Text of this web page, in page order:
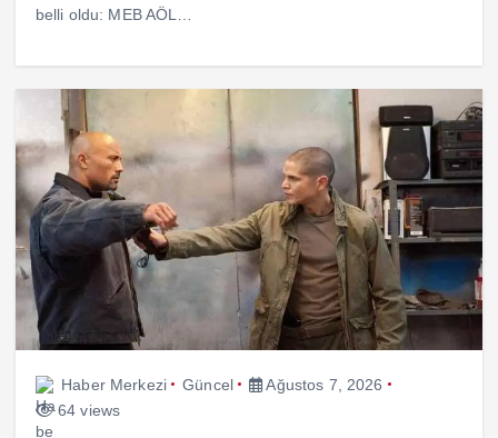
belli oldu: MEB AÖL…
Haber Merkezi Güncel
Ağustos 7, 2026
64 views